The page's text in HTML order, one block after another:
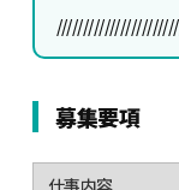
募集要項
仕事内容